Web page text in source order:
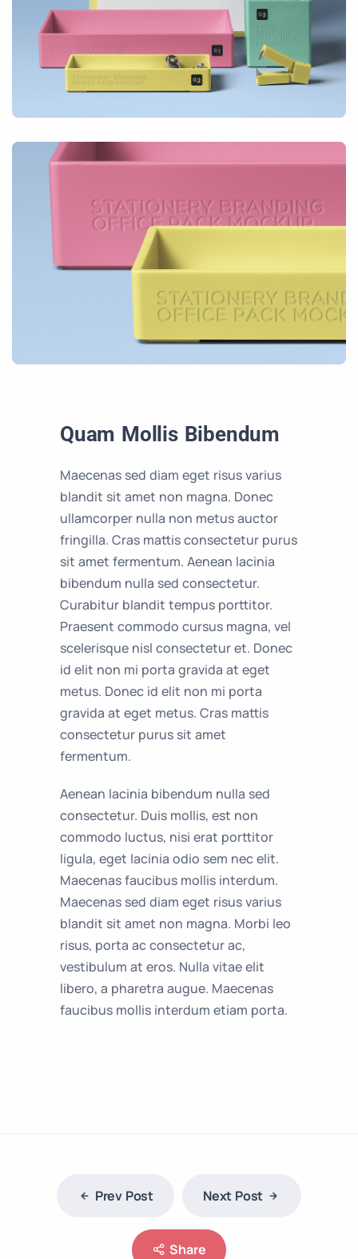
Quam Mollis Bibendum
Maecenas sed diam eget risus varius
blandit sit amet non magna. Donec
ullamcorper nulla non metus auctor
fringilla. Cras mattis consectetur purus
sit amet fermentum. Aenean lacinia
bibendum nulla sed consectetur.
Curabitur blandit tempus porttitor.
Praesent commodo cursus magna, vel
scelerisque nisl consectetur et. Donec
id elit non mi porta gravida at eget
metus. Donec id elit non mi porta
gravida at eget metus. Cras mattis
consectetur purus sit amet
fermentum.
Aenean lacinia bibendum nulla sed
consectetur. Duis mollis, est non
commodo luctus, nisi erat porttitor
ligula, eget lacinia odio sem nec elit.
Maecenas faucibus mollis interdum.
Maecenas sed diam eget risus varius
blandit sit amet non magna. Morbi leo
risus, porta ac consectetur ac,
vestibulum at eros. Nulla vitae elit
libero, a pharetra augue. Maecenas
faucibus mollis interdum etiam porta.
Prev Post Next Post
Share